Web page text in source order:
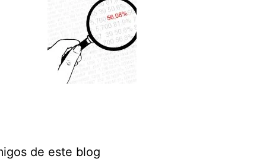
de este blog